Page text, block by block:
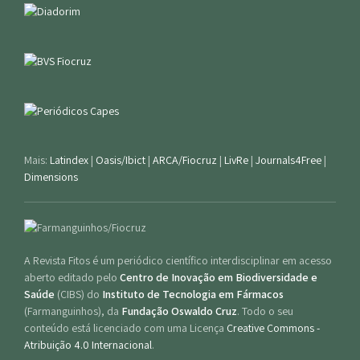
Mais: Latindex | Oasis/Ibict | ARCA/Fiocruz | LivRe | Journals4Free |
Dimensions
A Revista Fitos é um periódico científico interdisciplinar em acesso
aberto editado pelo Centro de Inovação em Biodiversidade e
Saúde (CIBS) do Instituto de Tecnologia em Fármacos
(Farmanguinhos), da Fundação Oswaldo Cruz. Todo o seu
conteúdo está licenciado com uma Licença Creative Commons -
Atribuição 4.0 Internacional.